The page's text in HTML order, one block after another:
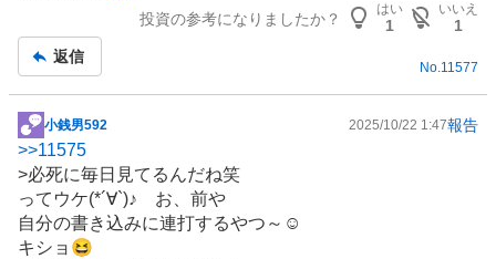
投資の参考になりましたか？
はい
1
いいえ
1
返信
No.11577
掲
示
板
記
事
小銭男592 2025/10/22 1:47報告
>>11575
>必死に毎日見てるんだね笑
ってウケ(*´∀`)♪ お、前や
自分の書き込みに連打するやつ～☺️
キショ😆